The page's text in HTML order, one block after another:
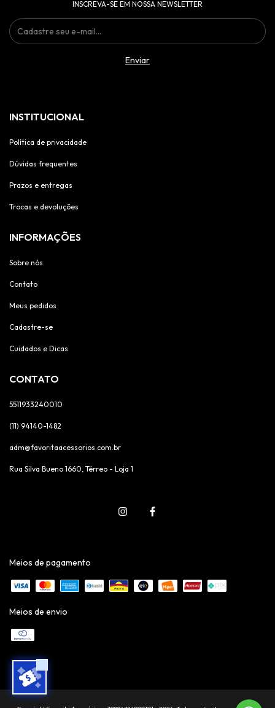
INSCREVA-SE EM NOSSA NEWSLETTER
INSTITUCIONAL
Política de privacidade
Dúvidas frequentes
Prazos e entregas
Trocas e devoluções
INFORMAÇÕES
Sobre nós
Contato
Meus pedidos
Cadastre-se
Cuidados e Dicas
CONTATO
5511933240010
(11) 94140-1482
adm@favoritaacessorios.com.br
Rua Silva Bueno 1660, Térreo - Loja 1
Meios de pagamento
Meios de envio